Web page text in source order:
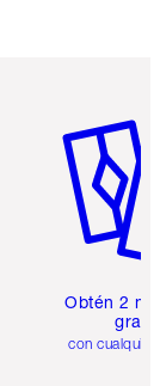
Obtén 2
gratis
con